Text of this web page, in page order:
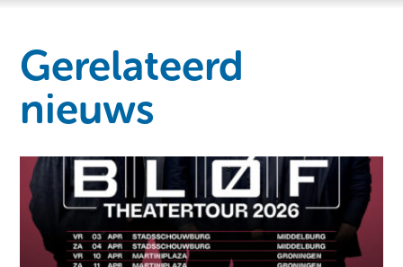
Gerelateerd
nieuws